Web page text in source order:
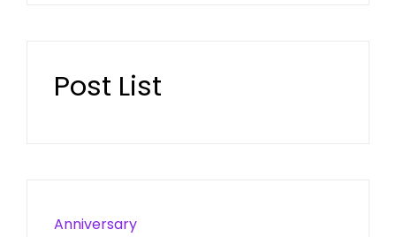
Post List
Anniversary